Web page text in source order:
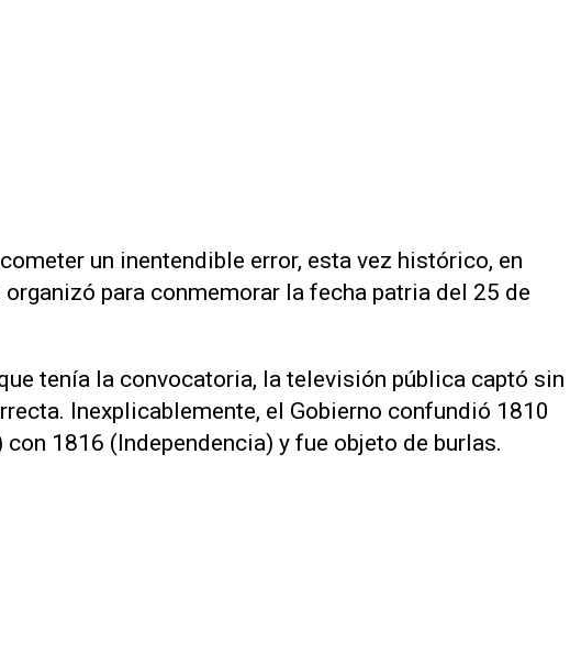
un inentendible error, esta vez histórico, en
para conmemorar la fecha patria del 25 de
tenía la convocatoria, la televisión pública captó sin
Inexplicablemente, el Gobierno confundió 1810
1816 (Independencia) y fue objeto de burlas.